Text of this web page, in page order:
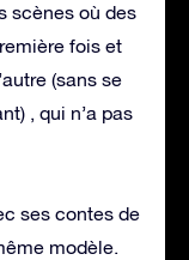
scènes où des
fois et
(sans se
, qui n’a pas
ses contes de
modèle.